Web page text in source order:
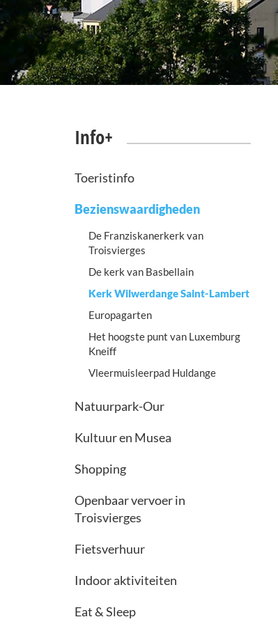
Info+
Toeristinfo
Bezienswaardigheden
De Franziskanerkerk van
Troisvierges
De kerk van Basbellain
Kerk Wilwerdange Saint-Lambert
Europagarten
Het hoogste punt van Luxemburg
Kneiff
Vleermuisleerpad Huldange
Natuurpark-Our
Kultuur en Musea
Shopping
Openbaar vervoer in
Troisvierges
Fietsverhuur
Indoor aktiviteiten
Eat & Sleep